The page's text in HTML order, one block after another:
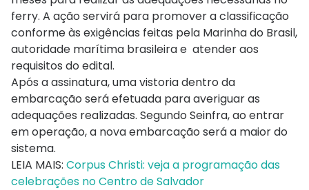
ferry. A ação servirá para promover a classificação
conforme às exigências feitas pela Marinha do Brasil,
autoridade marítima brasileira e atender aos
requisitos do edital.
Após a assinatura, uma vistoria dentro da
embarcação será efetuada para averiguar as
adequações realizadas. Segundo Seinfra, ao entrar
em operação, a nova embarcação será a maior do
sistema.
LEIA MAIS: Corpus Christi: veja a programação das
celebrações no Centro de Salvador